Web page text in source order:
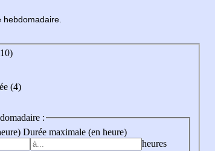
hebdomadaire
(4)
:
Durée maximale (en heure)
heures